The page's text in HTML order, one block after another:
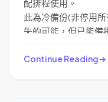
配排程使用。
此為冷備份(非停用
失的可能，但已能備
Continue Reading